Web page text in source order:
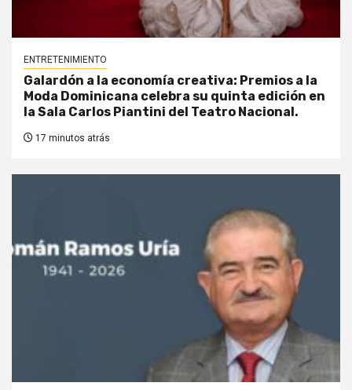
ENTRETENIMIENTO
Galardón a la economía creativa: Premios a la
Moda Dominicana celebra su quinta edición en
la Sala Carlos Piantini del Teatro Nacional.
17 minutos atrás